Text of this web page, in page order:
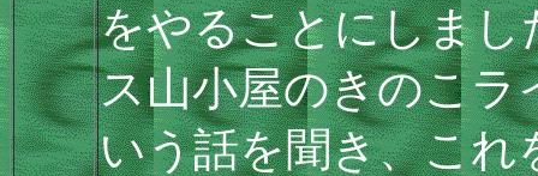
をやることにしま
ス山小屋のきのこラ
いう話を聞き、これ